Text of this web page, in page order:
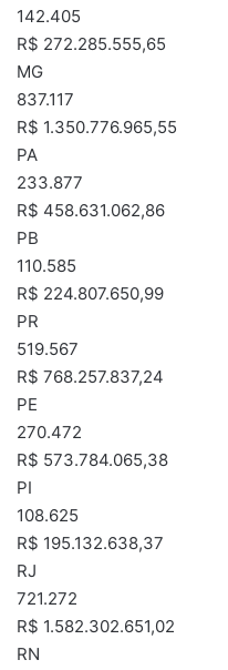
142.405
R$ 272.285.555,65
MG
837.117
R$ 1.350.776.965,55
PA
233.877
R$ 458.631.062,86
PB
110.585
R$ 224.807.650,99
PR
519.567
R$ 768.257.837,24
PE
270.472
R$ 573.784.065,38
PI
108.625
R$ 195.132.638,37
RJ
721.272
R$ 1.582.302.651,02
RN